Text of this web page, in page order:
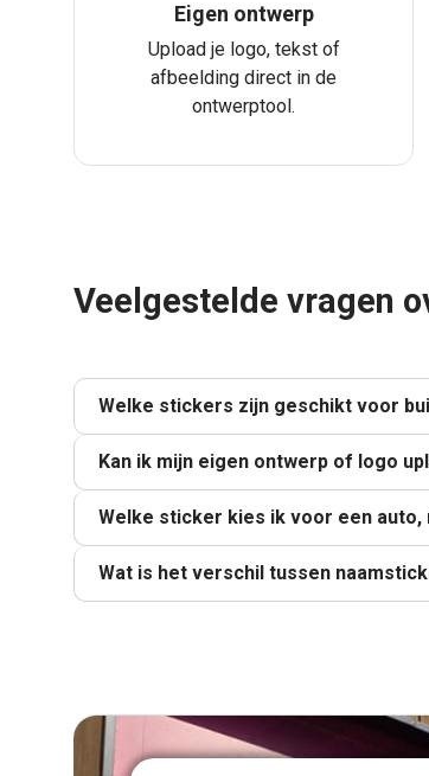
Eigen ontwerp
Upload je logo, tekst of
afbeelding direct in de
ontwerptool.
Veelgestelde vragen
Welke stickers zijn geschikt voor
Kan ik mijn eigen ontwerp of logo
Welke sticker kies ik voor een
Wat is het verschil tussen